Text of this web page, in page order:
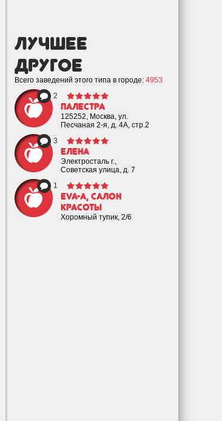
лучшее
Другое
Всего заведений этого типа в городе: 4953
2
Палестра
125252, Москва, ул.
Песчаная 2-я, д. 4А, стр.2
3
Елена
Электросталь г.,
Советская улица, д. 7
1
EVA-а, салон
красоты
Хоромный тупик, 2/6